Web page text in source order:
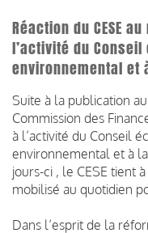
Réaction du CESE
l’activité du
environnemental et
Suite à la publication
Commission des
à l’activité du Conseil
environnemental et à
jours-ci , le CESE
mobilisé au quotidien
Dans l’esprit de la